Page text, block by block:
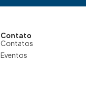
Contato
Contatos
Eventos